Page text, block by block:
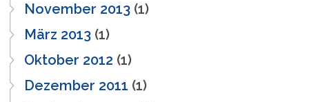
November 2013 (1)
März 2013 (1)
Oktober 2012 (1)
Dezember 2011 (1)